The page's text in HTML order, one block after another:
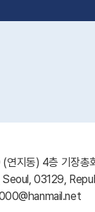
연지동) 4층 기장총
03129,